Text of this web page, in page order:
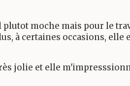
moche mais pour le
à certaines occasions,
jolie et elle